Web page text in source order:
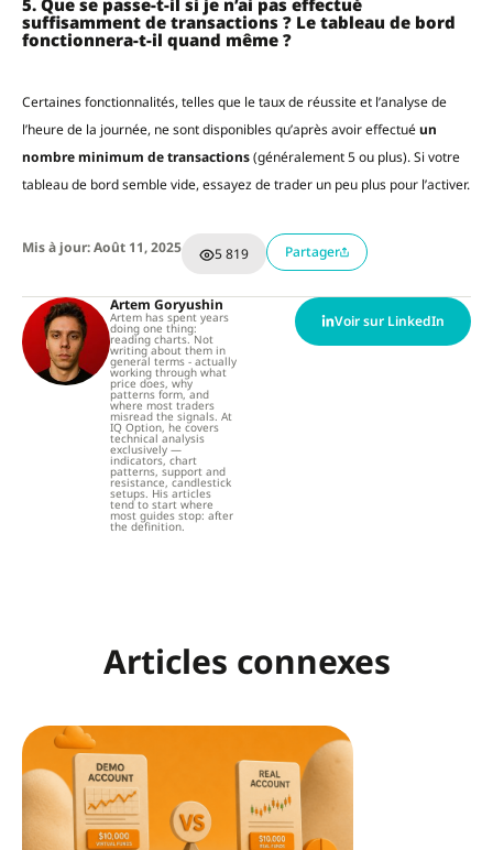
5. Que se passe-t-il si je n’ai pas effectué
suffisamment de transactions ? Le tableau de bord
fonctionnera-t-il quand même ?
Certaines fonctionnalités, telles que le taux de réussite et l’analyse de
l’heure de la journée, ne sont disponibles qu’après avoir effectuéun
nombre minimum de transactions(généralement 5 ou plus). Si votre
tableau de bord semble vide, essayez de trader un peu plus pour l’activer.
Mis à jour: Août 11, 2025 5 819 Partager
Artem Goryushin
Artem has spent years
doing one thing:
reading charts. Not
writing about them in
general terms - actually
working through what
price does, why
patterns form, and
where most traders
misread the signals. At
IQ Option, he covers
technical analysis
exclusively —
indicators, chart
patterns, support and
resistance, candlestick
setups. His articles
tend to start where
most guides stop: after
the definition.
Voir sur LinkedIn
Articles connexes